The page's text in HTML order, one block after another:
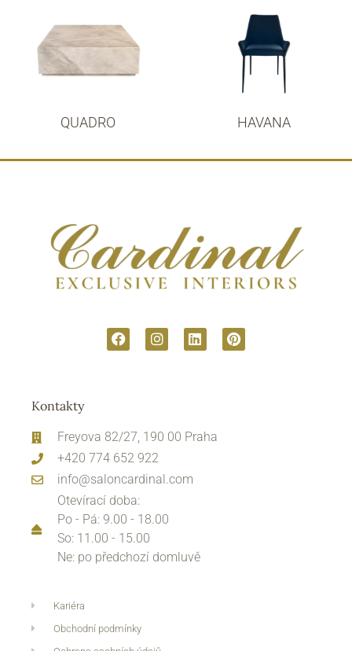
QUADRO HAVANA
Kontakty
Freyova 82/27, 190 00 Praha
+420 774 652 922
info@saloncardinal.com
Otevírací doba:
Po - Pá: 9.00 - 18.00
So: 11.00 - 15.00
Ne: po předchozí domluvě
Kariéra
Obchodní podmínky